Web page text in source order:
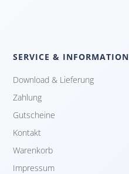
SERVICE & INFORMATION
Download & Lieferung
Zahlung
Gutscheine
Kontakt
Warenkorb
Impressum